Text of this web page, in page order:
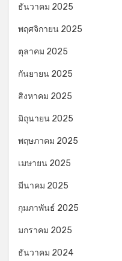
ธันวาคม 2025
พฤศจิกายน 2025
ตุลาคม 2025
กันยายน 2025
สิงหาคม 2025
มิถุนายน 2025
พฤษภาคม 2025
เมษายน 2025
มีนาคม 2025
กุมภาพันธ์ 2025
มกราคม 2025
ธันวาคม 2024